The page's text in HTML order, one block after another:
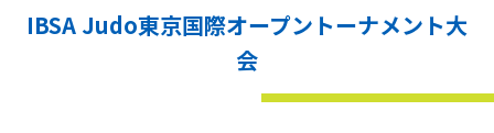
IBSA Judo東京国際オープントーナメント大
会